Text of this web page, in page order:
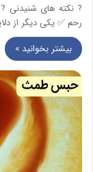
? نکته های شنیدنی
رحم ✅ یکی دیگر از
بیشتر بخوانید »